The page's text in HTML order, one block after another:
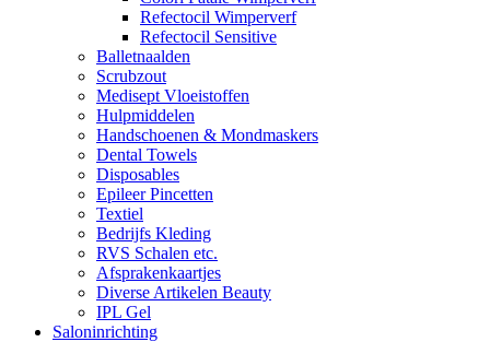
Refectocil Wimperverf
Refectocil Sensitive
Balletnaalden
Scrubzout
Medisept Vloeistoffen
Hulpmiddelen
Handschoenen & Mondmaskers
Dental Towels
Disposables
Epileer Pincetten
Textiel
Bedrijfs Kleding
RVS Schalen etc.
Afsprakenkaartjes
Diverse Artikelen Beauty
IPL Gel
Saloninrichting